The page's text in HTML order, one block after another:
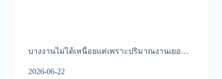
บางงานไม่ได้เหนื่อยแค่เพราะปริมาณงานเยอ…
2026-06-22